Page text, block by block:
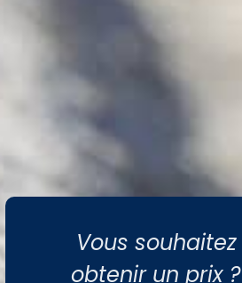
Vous souhaitez
obtenir un prix ?